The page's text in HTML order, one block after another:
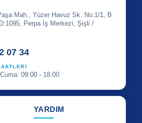
Mah., Yüzer Havuz Sk. No:1/1, B
Perpa İş Merkezi, Şişli /
07 34
09:00 - 18:00
YARDIM